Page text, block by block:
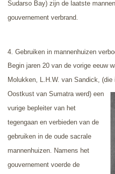
Sudarso Bay) zijn de laatste
gouvernement verbrand.
4. Gebruiken in mannenhuizen
Begin jaren 20 van de vorige eeuw
Molukken, L.H.W. van Sandick,
Oostkust van Sumatra werd) een
vurige bepleiter van het
tegengaan en verbieden van de
gebruiken in de oude sacrale
mannenhuizen. Namens het
gouvernement voerde de